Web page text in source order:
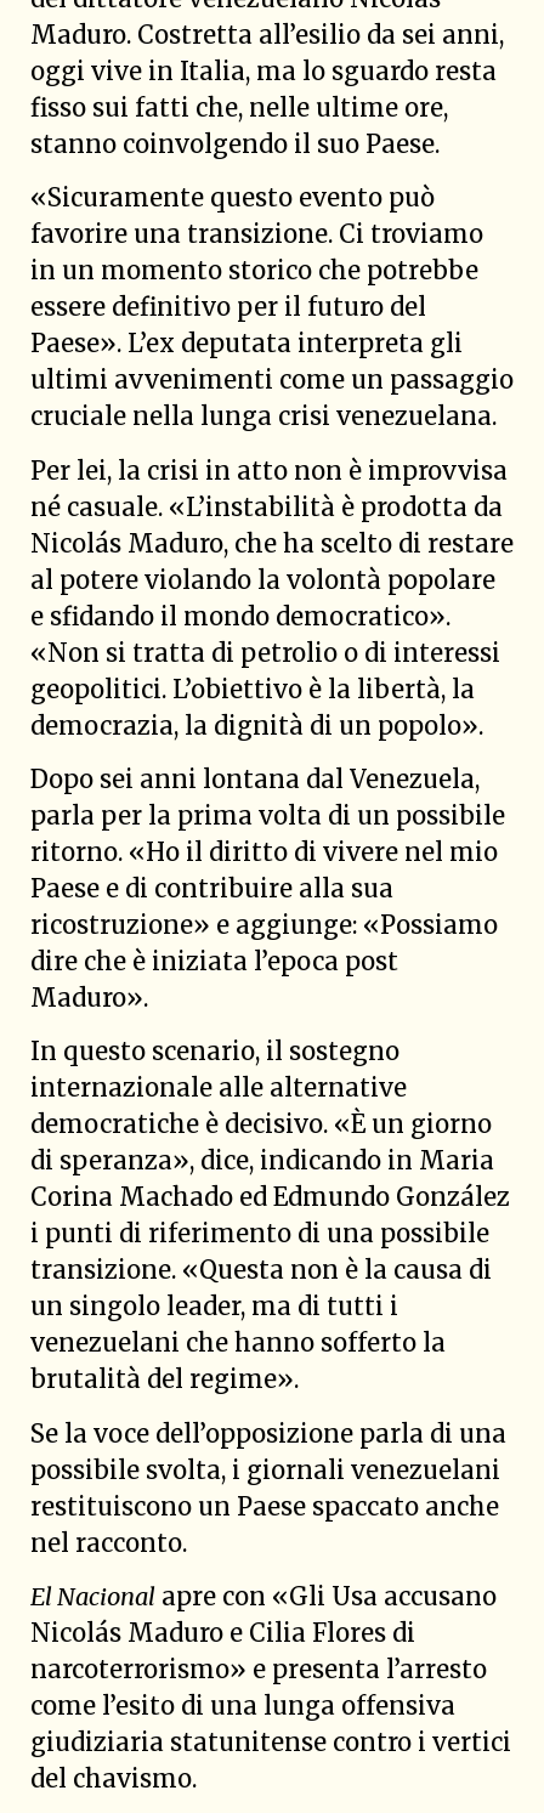
Maduro. Costretta all’esilio da sei anni,
oggi vive in Italia, ma lo sguardo resta
fisso sui fatti che, nelle ultime ore,
stanno coinvolgendo il suo Paese.
«Sicuramente questo evento può
favorire una transizione. Ci troviamo
in un momento storico che potrebbe
essere definitivo per il futuro del
Paese». L’ex deputata interpreta gli
ultimi avvenimenti come un passaggio
cruciale nella lunga crisi venezuelana.
Per lei, la crisi in atto non è improvvisa
né casuale. «L’instabilità è prodotta da
Nicolás Maduro, che ha scelto di restare
al potere violando la volontà popolare
e sfidando il mondo democratico».
«Non si tratta di petrolio o di interessi
geopolitici. L’obiettivo è la libertà, la
democrazia, la dignità di un popolo».
Dopo sei anni lontana dal Venezuela,
parla per la prima volta di un possibile
ritorno. «Ho il diritto di vivere nel mio
Paese e di contribuire alla sua
ricostruzione» e aggiunge: «Possiamo
dire che è iniziata l’epoca post
Maduro».
In questo scenario, il sostegno
internazionale alle alternative
democratiche è decisivo. «È un giorno
di speranza», dice, indicando in Maria
Corina Machado ed Edmundo González
i punti di riferimento di una possibile
transizione. «Questa non è la causa di
un singolo leader, ma di tutti i
venezuelani che hanno sofferto la
brutalità del regime».
Se la voce dell’opposizione parla di una
possibile svolta, i giornali venezuelani
restituiscono un Paese spaccato anche
nel racconto.
El Nacional apre con «Gli Usa accusano
Nicolás Maduro e Cilia Flores di
narcoterrorismo» e presenta l’arresto
come l’esito di una lunga offensiva
giudiziaria statunitense contro i vertici
del chavismo.